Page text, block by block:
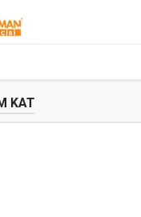
KAT